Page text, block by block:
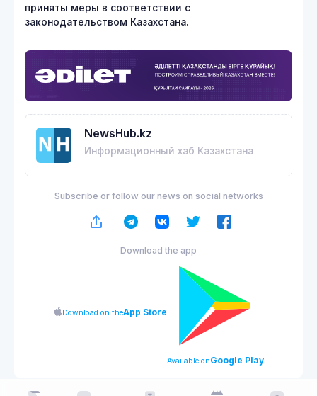
приняты меры в соответствии с
законодательством Казахстана.
NewsHub.kz
Информационный хаб Казахстана
Subscribe or follow our news on social networks
Download the app
Download on theApp Store
Available onGoogle Play